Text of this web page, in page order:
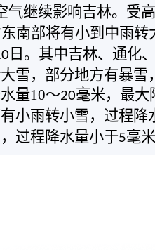
继续影响吉林。 受
南部将有小到中雨
日。 其中吉林、通化
雪，部分地方有暴雪
量10～20毫米，最大
小雨转小雪，过程降
过程降水量小于5毫